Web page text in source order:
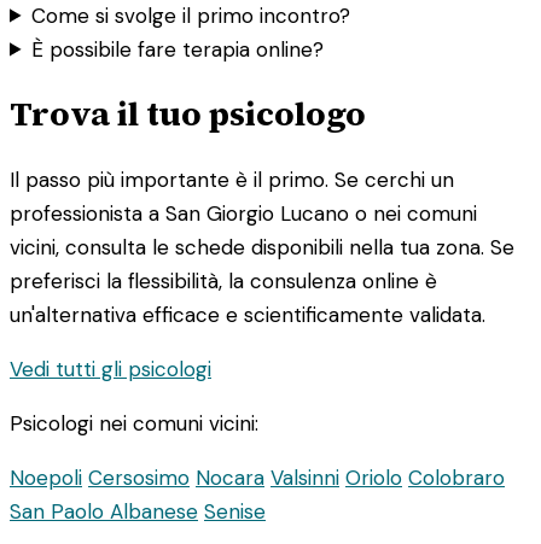
Come si svolge il primo incontro?
È possibile fare terapia online?
Trova il tuo psicologo
Il passo più importante è il primo. Se cerchi un
professionista a San Giorgio Lucano o nei comuni
vicini, consulta le schede disponibili nella tua zona. Se
preferisci la flessibilità, la consulenza online è
un'alternativa efficace e scientificamente validata.
Vedi tutti gli psicologi
Psicologi nei comuni vicini:
Noepoli Cersosimo Nocara Valsinni Oriolo Colobraro
San Paolo Albanese Senise